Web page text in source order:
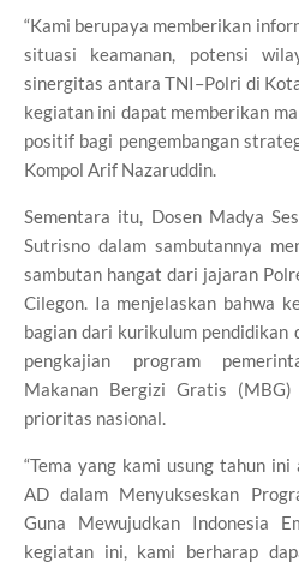
“Kami berupaya memberikan
situasi keamanan, potensi
sinergitas antara TNI–Polri di
kegiatan ini dapat memberikan
positif bagi pengembangan
Kompol Arif Nazaruddin.
Sementara itu, Dosen Madya
Sutrisno dalam sambutannya
sambutan hangat dari jajaran
Cilegon. Ia menjelaskan bahwa
bagian dari kurikulum pendidikan
pengkajian program
Makanan Bergizi Gratis
prioritas nasional.
“Tema yang kami usung tahun ini
AD dalam Menyukseskan
Guna Mewujudkan Indonesia
kegiatan ini, kami berharap